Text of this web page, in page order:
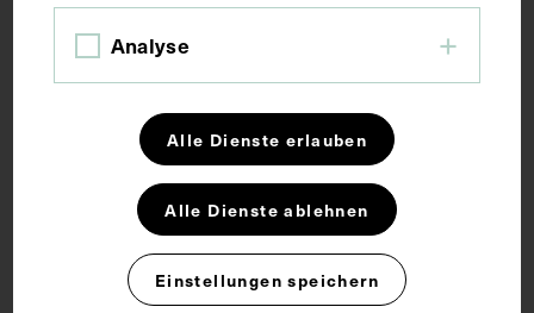
Schlagwörter
Innere Medizin
Analyse
Alle Dienste erlauben
Alle Dienste ablehnen
Einstellungen speichern